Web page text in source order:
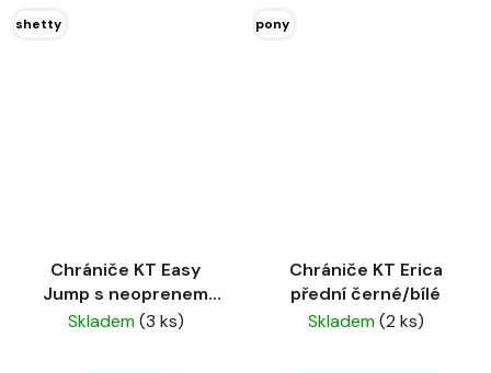
shetty pony
Chrániče KT Easy
Jump s neoprenem
černé full
Skladem(3 ks)
Chrániče KT Erica
přední černé/bílé
Skladem(2 ks)